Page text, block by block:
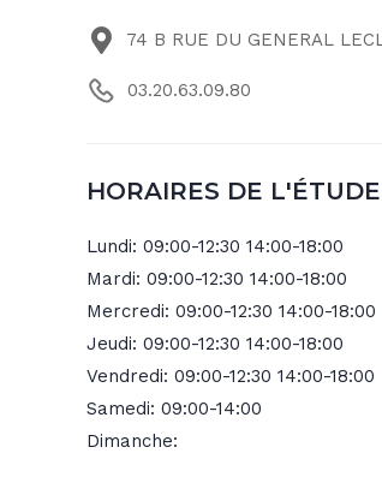
74 B RUE DU GENERAL
03.20.63.09.80
HORAIRES DE L'ÉTUDE
Lundi: 09:00-12:30 14:00-18:00
Mardi: 09:00-12:30 14:00-18:00
Mercredi: 09:00-12:30 14:00-18:00
Jeudi: 09:00-12:30 14:00-18:00
Vendredi: 09:00-12:30 14:00-18:00
Samedi: 09:00-14:00
Dimanche: